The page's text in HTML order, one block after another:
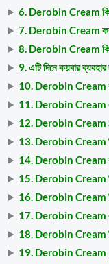
6. Derobin Cream কি
7. Derobin Cream
8. Derobin Cream কি
9. এটি দিনে কয়বার ব্যবহার
10. Derobin Cream
11. Derobin Cream
12. Derobin Cream
13. Derobin Cream কি
14. Derobin Cream
15. Derobin Cream
16. Derobin Cream
17. Derobin Cream
18. Derobin Cream কি
19. Derobin Cream